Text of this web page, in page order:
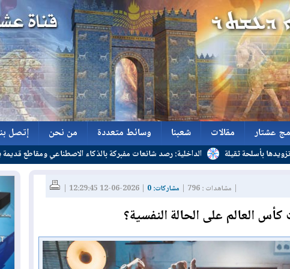
عشتار
عشتار
مقالات
مقالات
شعبنا
شعبنا
وسائط متعددة
وسائط متعددة
من نحن
من نحن
إتصل
إتصل
الداخلية: رصد شائعات مفبركة بالذكاء الاصطناعي ومقاطع قديمة يعاد نشرها
| مشاهدات : 796 | مشاركات: 0
العالم على الحالة النفسية؟